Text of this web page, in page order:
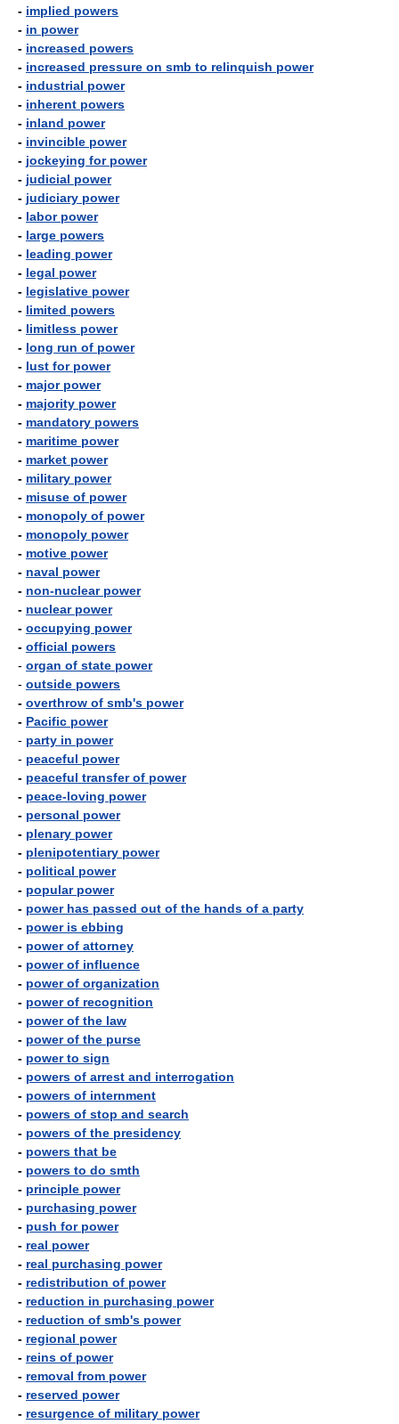
- implied powers
- in power
- increased powers
- increased pressure on smb to relinquish power
- industrial power
- inherent powers
- inland power
- invincible power
- jockeying for power
- judicial power
- judiciary power
- labor power
- large powers
- leading power
- legal power
- legislative power
- limited powers
- limitless power
- long run of power
- lust for power
- major power
- majority power
- mandatory powers
- maritime power
- market power
- military power
- misuse of power
- monopoly of power
- monopoly power
- motive power
- naval power
- non-nuclear power
- nuclear power
- occupying power
- official powers
- organ of state power
- outside powers
- overthrow of smb's power
- Pacific power
- party in power
- peaceful power
- peaceful transfer of power
- peace-loving power
- personal power
- plenary power
- plenipotentiary power
- political power
- popular power
- power has passed out of the hands of a party
- power is ebbing
- power of attorney
- power of influence
- power of organization
- power of recognition
- power of the law
- power of the purse
- power to sign
- powers of arrest and interrogation
- powers of internment
- powers of stop and search
- powers of the presidency
- powers that be
- powers to do smth
- principle power
- purchasing power
- push for power
- real power
- real purchasing power
- redistribution of power
- reduction in purchasing power
- reduction of smb's power
- regional power
- reins of power
- removal from power
- reserved power
- resurgence of military power